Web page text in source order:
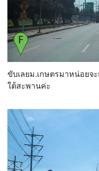
ขับเลยม.เกษตรมาหน่อยจ
ใต้สะพานค่ะ